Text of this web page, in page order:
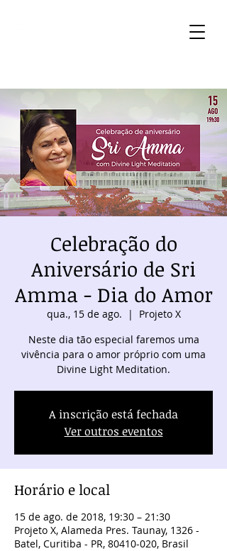
Celebração do
Aniversário de Sri
Amma - Dia do Amor
qua., 15 de ago.
  |
Projeto X
Neste dia tão especial faremos uma
vivência para o amor próprio com uma
Divine Light Meditation.
A inscrição está fechada
Ver outros eventos
Horário e local
15 de ago. de 2018, 19:30 – 21:30
Projeto X, Alameda Pres. Taunay, 1326 -
Batel, Curitiba - PR, 80410-020, Brasil